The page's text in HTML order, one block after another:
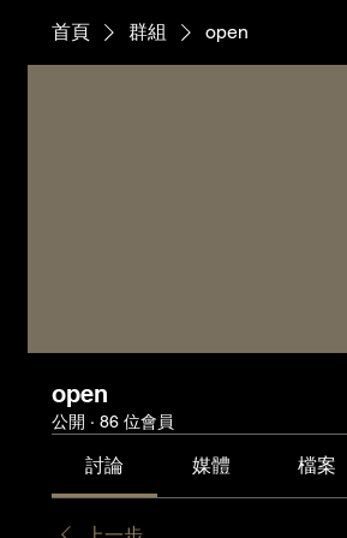
首頁 群組 open
open
公開 · 86 位會員
討論 媒體 檔案